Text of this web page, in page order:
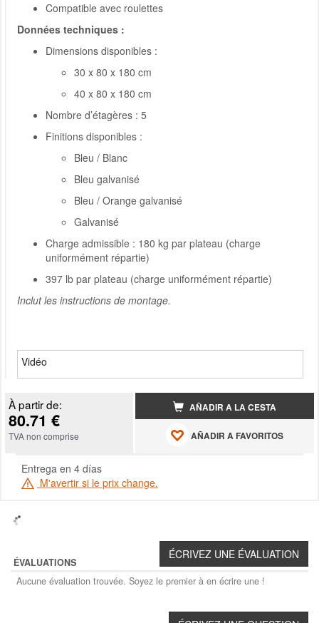
Compatible avec roulettes
Données techniques :
Dimensions disponibles :
30 x 80 x 180 cm
40 x 80 x 180 cm
Nombre d’étagères : 5
Finitions disponibles :
Bleu / Blanc
Bleu galvanisé
Bleu / Orange galvanisé
Galvanisé
Charge admissible : 180 kg par plateau (charge
uniformément répartie)
397 lb par plateau (charge uniformément répartie)
Inclut les instructions de montage.
Vidéo
À partir de:
80.71 €
TVA non comprise
AÑADIR A LA CESTA
AÑADIR A FAVORITOS
Entrega en 4 días
M'avertir si le prix change.
ÉVALUATIONS
Aucune évaluation trouvée. Soyez le premier à en écrire une !